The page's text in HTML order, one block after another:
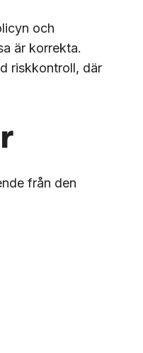
och
är korrekta.
riskkontroll, där
från den